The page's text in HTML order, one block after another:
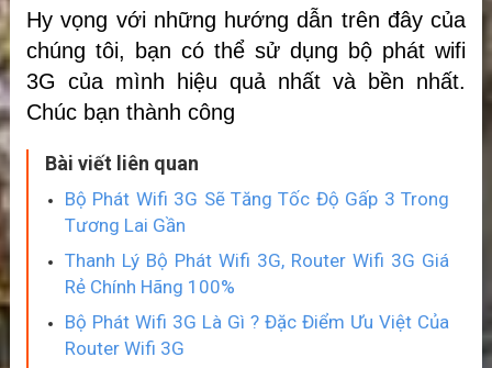
Hy vọng với những hướng dẫn trên đây của
chúng tôi, bạn có thể sử dụng bộ phát wifi
3G của mình hiệu quả nhất và bền nhất.
Chúc bạn thành công
Bài viết liên quan
Bộ Phát Wifi 3G Sẽ Tăng Tốc Độ Gấp 3 Trong
Tương Lai Gần
Thanh Lý Bộ Phát Wifi 3G, Router Wifi 3G Giá
Rẻ Chính Hãng 100%
Bộ Phát Wifi 3G Là Gì ? Đặc Điểm Ưu Việt Của
Router Wifi 3G